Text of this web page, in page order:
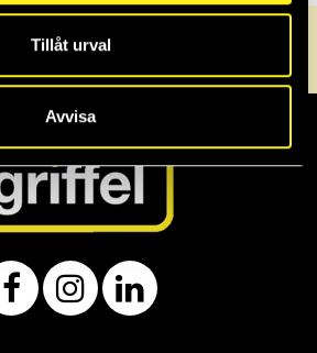
Tillåt urval
Avvisa
info@griffel.se